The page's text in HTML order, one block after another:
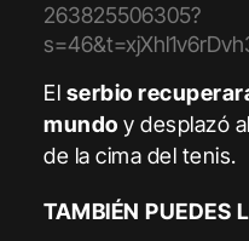
263825506305?
El serbio
mundo y desplazó
de la cima del tenis.
TAMBIÉN PUEDES